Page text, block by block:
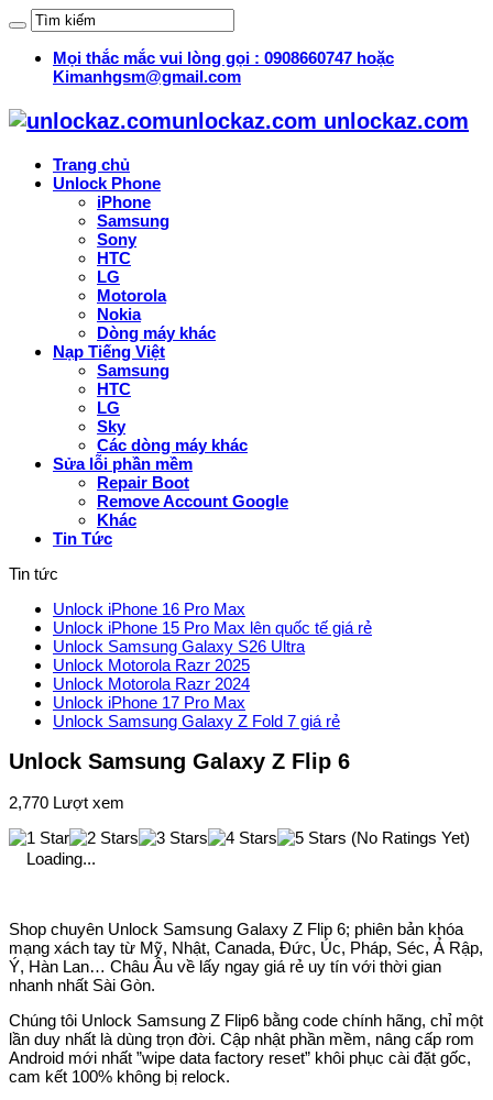
Mọi thắc mắc vui lòng gọi : 0908660747 hoặc
Kimanhgsm@gmail.com
unlockaz.com unlockaz.com
Trang chủ
Unlock Phone
iPhone
Samsung
Sony
HTC
LG
Motorola
Nokia
Dòng máy khác
Nạp Tiếng Việt
Samsung
HTC
LG
Sky
Các dòng máy khác
Sửa lỗi phần mềm
Repair Boot
Remove Account Google
Khác
Tin Tức
Tin tức
Unlock iPhone 16 Pro Max
Unlock iPhone 15 Pro Max lên quốc tế giá rẻ
Unlock Samsung Galaxy S26 Ultra
Unlock Motorola Razr 2025
Unlock Motorola Razr 2024
Unlock iPhone 17 Pro Max
Unlock Samsung Galaxy Z Fold 7 giá rẻ
Unlock Samsung Galaxy Z Flip 6
2,770 Lượt xem
(No Ratings Yet)
Loading...
Shop chuyên Unlock Samsung Galaxy Z Flip 6; phiên bản khóa
mạng xách tay từ Mỹ, Nhật, Canada, Đức, Úc, Pháp, Séc, Ả Rập,
Ý, Hàn Lan… Châu Âu về lấy ngay giá rẻ uy tín với thời gian
nhanh nhất Sài Gòn.
Chúng tôi Unlock Samsung Z Flip6 bằng code chính hãng, chỉ một
lần duy nhất là dùng trọn đời. Cập nhật phần mềm, nâng cấp rom
Android mới nhất ”wipe data factory reset” khôi phục cài đặt gốc,
cam kết 100% không bị relock.